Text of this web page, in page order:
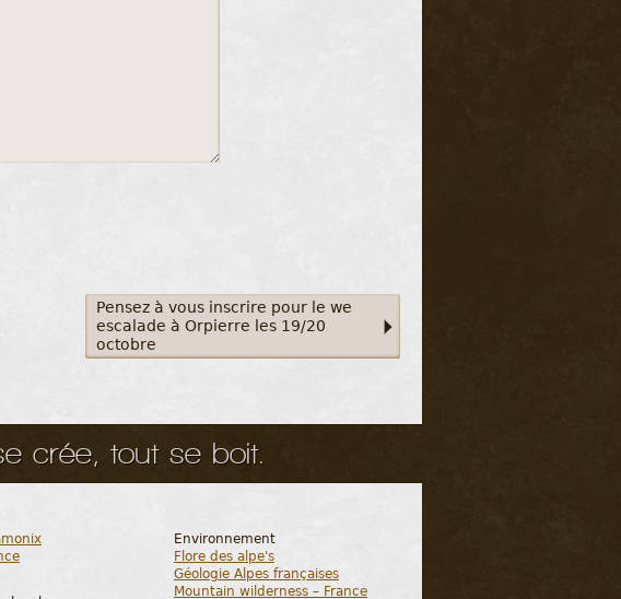
Pensez à vous inscrire pour le we
escalade à Orpierre les 19/20
octobre
crée, tout se boit.
Environnement
Flore des alpe's
Géologie Alpes françaises
Mountain wilderness – France